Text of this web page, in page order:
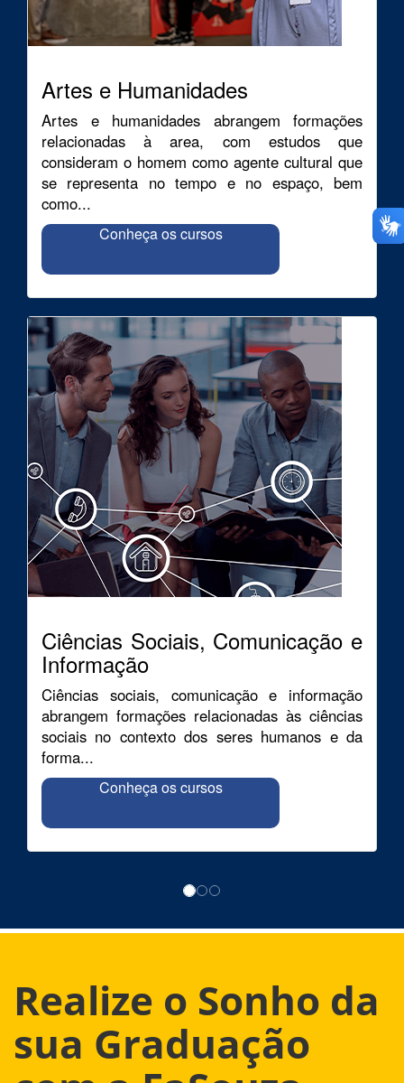
Artes e Humanidades
Artes e humanidades abrangem formações
relacionadas à area, com estudos que
consideram o homem como agente cultural que
se representa no tempo e no espaço, bem
como...
Conheça os cursos
Ciências Sociais, Comunicação e
Informação
Ciências sociais, comunicação e informação
abrangem formações relacionadas às ciências
sociais no contexto dos seres humanos e da
forma...
Conheça os cursos
Realize o Sonho da
sua Graduação